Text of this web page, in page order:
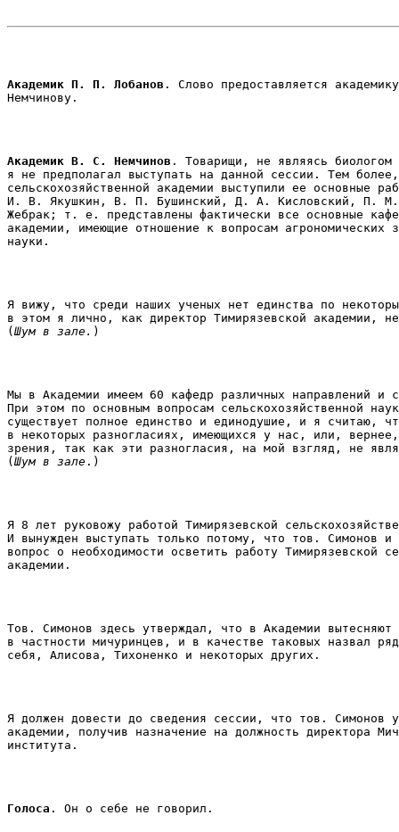
Академик П. П. Лобанов . Слово предоставляется
Немчинову.
Академик В. С. Немчинов . Товарищи, не являясь биологом
я не предполагал выступать на данной сессии. Тем
сельскохозяйственной академии выступили ее основные
И. В. Якушкин, В. П. Бушинский, Д. А. Кисловский, П.
Жебрак; т. е. представлены фактически все основные
академии, имеющие отношение к вопросам агрономических
науки.
Я вижу, что среди наших ученых нет единства по
в этом я лично, как директор Тимирязевской академии,
(Шум в зале. )
Мы в Академии имеем 60 кафедр различных направлений и
При этом по основным вопросам сельскохозяйственной
существует полное единство и единодушие, и я считаю,
в некоторых разногласиях, имеющихся у нас, или,
зрения, так как эти разногласия, на мой взгляд, не
(Шум в зале .)
Я 8 лет руковожу работой Тимирязевской
И вынужден выступать только потому, что тов. Симонов и
вопрос о необходимости осветить работу Тимирязевской
академии.
Тов. Симонов здесь утверждал, что в Академии вытесняют
в частности мичуринцев, и в качестве таковых назвал
себя, Алисова, Тихоненко и некоторых других.
Я должен довести до сведения сессии, что тов. Симонов
академии, получив назначение на должность директора
института.
Голоса . Он о себе не говорил.